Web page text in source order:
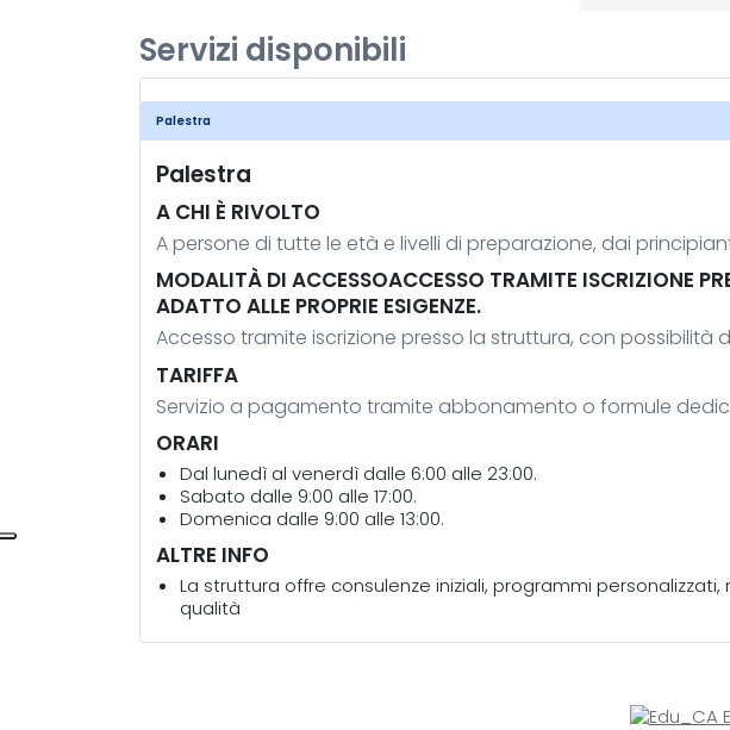
Servizi disponibili
Palestra
Palestra
A CHI È RIVOLTO
A persone di tutte le età e livelli di preparazione, dai
MODALITÀ DI ACCESSOACCESSO TRAMITE ISCRIZIONE
ADATTO ALLE PROPRIE ESIGENZE.
Accesso tramite iscrizione presso la struttura, con possibilità
TARIFFA
Servizio a pagamento tramite abbonamento o formule
ORARI
Dal lunedì al venerdì dalle 6:00 alle 23:00.
Sabato dalle 9:00 alle 17:00.
Domenica dalle 9:00 alle 13:00.
ALTRE INFO
La struttura offre consulenze iniziali, programmi
qualità